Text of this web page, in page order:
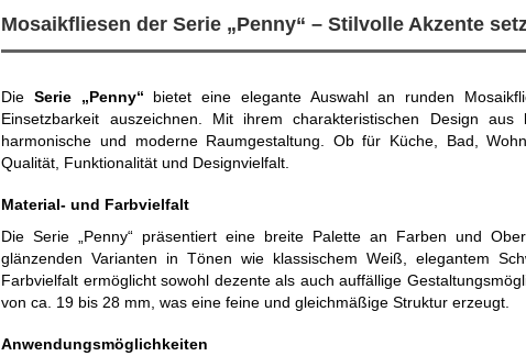
Mosaikfliesen der Serie „Penny“ – Stilvolle Akzente
Die Serie „Penny“ bietet eine elegante Auswahl an runden
Einsetzbarkeit auszeichnen. Mit ihrem charakteristischen Design
harmonische und moderne Raumgestaltung. Ob für Küche, Bad,
Qualität, Funktionalität und Designvielfalt.
Material- und Farbvielfalt
Die Serie „Penny“ präsentiert eine breite Palette an Farben und
glänzenden Varianten in Tönen wie klassischem Weiß, elegantem
Farbvielfalt ermöglicht sowohl dezente als auch auffällige
von ca. 19 bis 28 mm, was eine feine und gleichmäßige Struktur erzeugt.
Anwendungsmöglichkeiten